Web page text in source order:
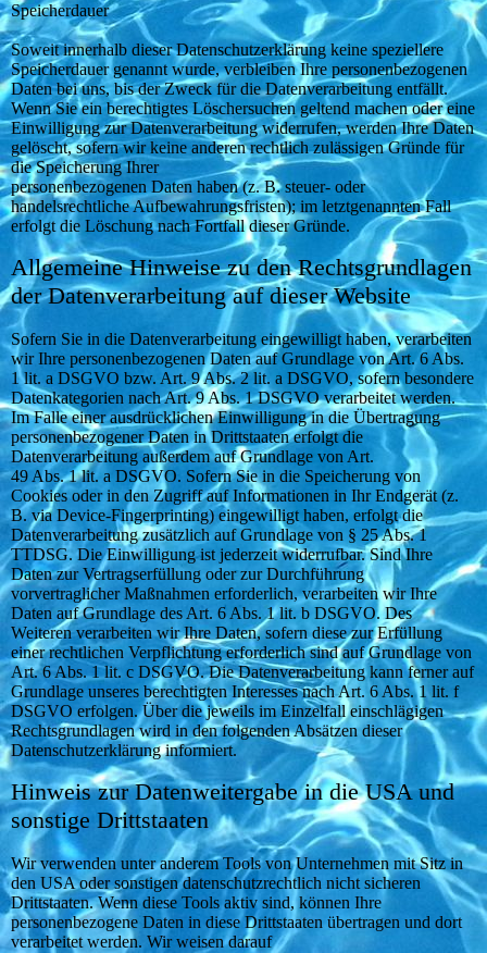
Speicherdauer
Soweit innerhalb dieser Datenschutzerklärung keine speziellere
Speicherdauer genannt wurde, verbleiben Ihre personenbezogenen
Daten bei uns, bis der Zweck für die Datenverarbeitung entfällt.
Wenn Sie ein berechtigtes Löschersuchen geltend machen oder eine
Einwilligung zur Datenverarbeitung widerrufen, werden Ihre Daten
gelöscht, sofern wir keine anderen rechtlich zulässigen Gründe für
die Speicherung Ihrer
personenbezogenen Daten haben (z. B. steuer- oder
handelsrechtliche Aufbewahrungsfristen); im letztgenannten Fall
erfolgt die Löschung nach Fortfall dieser Gründe.
Allgemeine Hinweise zu den Rechtsgrundlagen
der Datenverarbeitung auf dieser Website
Sofern Sie in die Datenverarbeitung eingewilligt haben, verarbeiten
wir Ihre personenbezogenen Daten auf Grundlage von Art. 6 Abs.
1 lit. a DSGVO bzw. Art. 9 Abs. 2 lit. a DSGVO, sofern besondere
Datenkategorien nach Art. 9 Abs. 1 DSGVO verarbeitet werden.
Im Falle einer ausdrücklichen Einwilligung in die Übertragung
personenbezogener Daten in Drittstaaten erfolgt die
Datenverarbeitung außerdem auf Grundlage von Art.
49 Abs. 1 lit. a DSGVO. Sofern Sie in die Speicherung von
Cookies oder in den Zugriff auf Informationen in Ihr Endgerät (z.
B. via Device-Fingerprinting) eingewilligt haben, erfolgt die
Datenverarbeitung zusätzlich auf Grundlage von § 25 Abs. 1
TTDSG. Die Einwilligung ist jederzeit widerrufbar. Sind Ihre
Daten zur Vertragserfüllung oder zur Durchführung
vorvertraglicher Maßnahmen erforderlich, verarbeiten wir Ihre
Daten auf Grundlage des Art. 6 Abs. 1 lit. b DSGVO. Des
Weiteren verarbeiten wir Ihre Daten, sofern diese zur Erfüllung
einer rechtlichen Verpflichtung erforderlich sind auf Grundlage von
Art. 6 Abs. 1 lit. c DSGVO. Die Datenverarbeitung kann ferner auf
Grundlage unseres berechtigten Interesses nach Art. 6 Abs. 1 lit. f
DSGVO erfolgen. Über die jeweils im Einzelfall einschlägigen
Rechtsgrundlagen wird in den folgenden Absätzen dieser
Datenschutzerklärung informiert.
Hinweis zur Datenweitergabe in die USA und
sonstige Drittstaaten
Wir verwenden unter anderem Tools von Unternehmen mit Sitz in
den USA oder sonstigen datenschutzrechtlich nicht sicheren
Drittstaaten. Wenn diese Tools aktiv sind, können Ihre
personenbezogene Daten in diese Drittstaaten übertragen und dort
verarbeitet werden. Wir weisen darauf